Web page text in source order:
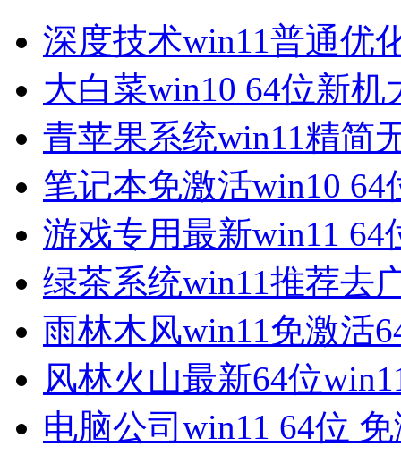
深度技术win11普通优
大白菜win10 64位新
青苹果系统win11精简
笔记本免激活win10
游戏专用最新win11
绿茶系统win11推荐去
雨林木风win11免激活
风林火山最新64位
电脑公司win11 64位